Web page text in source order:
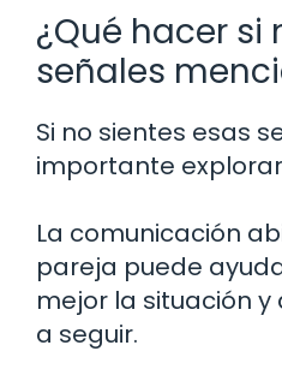
¿Qué hacer si
señales
Si no sientes esas
importante
La comunicación
pareja puede
mejor la situación
a seguir.